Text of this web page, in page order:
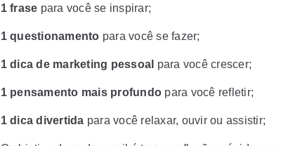
1 frase para você se inspirar;
1 questionamento para você se fazer;
1 dica de marketing pessoal para você crescer;
1 pensamento mais profundo para você refletir;
1 dica divertida para você relaxar, ouvir ou assistir;